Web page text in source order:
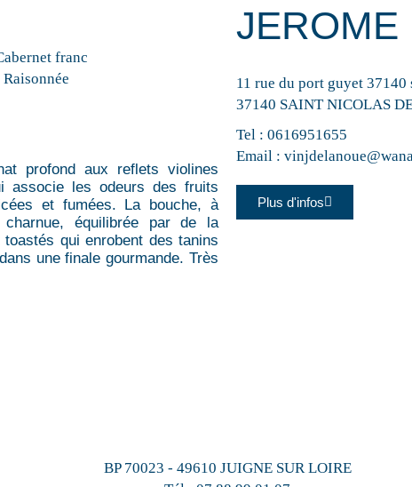
franc
Raisonnée
profond aux reflets violines
associe les odeurs des fruits
et fumées. La bouche, à
équilibrée par de la
qui enrobent des tanins
une finale gourmande. Très
JEROME
11 rue du port guyet
37140 SAINT NICOLAS
Tel : 0616951655
Email :
Plus d'infos
BP 70023 - 49610 JUIGNE SUR LOIRE